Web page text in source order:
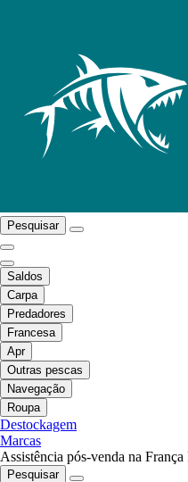
Pesquisar
Saldos
Carpa
Predadores
Francesa
Apr
Outras pescas
Navegação
Roupa
Destockagem
Marcas
Assistência pós-venda na França
Pesquisar